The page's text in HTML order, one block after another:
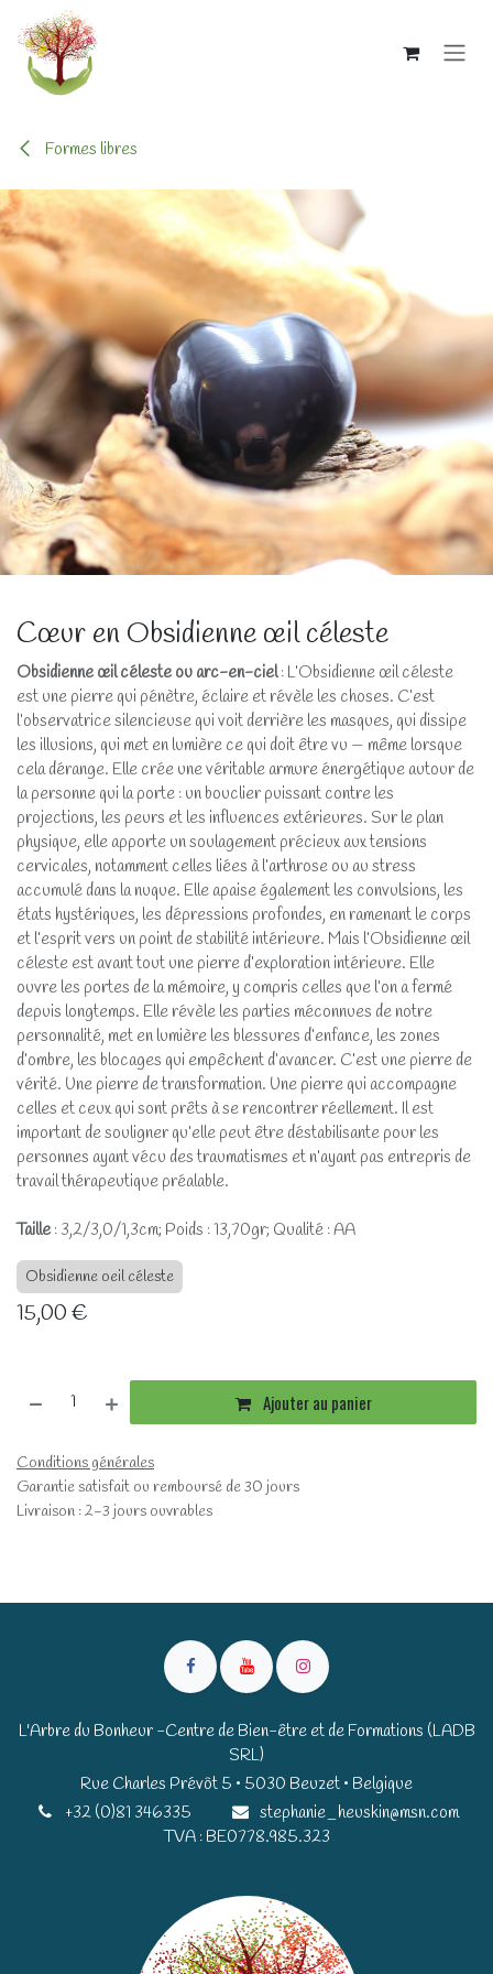
Se rendre au contenu
Formes libres
Cœur en Obsidienne œil céleste
Obsidienne œil céleste ou arc-en-ciel: L’Obsidienne œil céleste
est une pierre qui pénètre, éclaire et révèle les choses. C’est
l’observatrice silencieuse qui voit derrière les masques, qui dissipe
les illusions, qui met en lumière ce qui doit être vu — même lorsque
cela dérange. Elle crée une véritable armure énergétique autour de
la personne qui la porte : un bouclier puissant contre les
projections, les peurs et les influences extérieures. Sur le plan
physique, elle apporte un soulagement précieux aux tensions
cervicales, notamment celles liées à l’arthrose ou au stress
accumulé dans la nuque. Elle apaise également les convulsions, les
états hystériques, les dépressions profondes, en ramenant le corps
et l’esprit vers un point de stabilité intérieure. Mais l’Obsidienne œil
céleste est avant tout une pierre d’exploration intérieure. Elle
ouvre les portes de la mémoire, y compris celles que l’on a fermé
depuis longtemps. Elle révèle les parties méconnues de notre
personnalité, met en lumière les blessures d’enfance, les zones
d’ombre, les blocages qui empêchent d’avancer. C’est une pierre de
vérité. Une pierre de transformation. Une pierre qui accompagne
celles et ceux qui sont prêts à se rencontrer réellement. Il est
important de souligner qu’elle peut être déstabilisante pour les
personnes ayant vécu des traumatismes et n’ayant pas entrepris de
travail thérapeutique préalable.
Taille : 3,2/3,0/1,3cm; Poids : 13,70gr; Qualité : AA
Obsidienne oeil céleste
15,00€
Ajouter au panier
Conditions générales
Garantie satisfait ou remboursé de 30 jours
Livraison : 2-3 jours ouvrables
L'Arbre du Bonheur -Centre de Bien-être et de Formations (LADB
SRL)
Rue Charles Prévôt 5 • 5030 Beuzet • Belgique​​
+32 (0)81 346335
stephanie_heuskin@msn.com
TVA : BE0778.985.323